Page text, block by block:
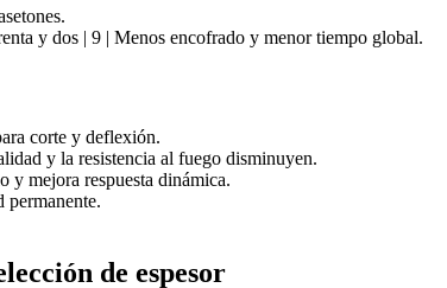
y dos | 9 | Menos encofrado y menor tiempo global.
corte y deflexión.
y la resistencia al fuego disminuyen.
y mejora respuesta dinámica.
permanente.
de espesor